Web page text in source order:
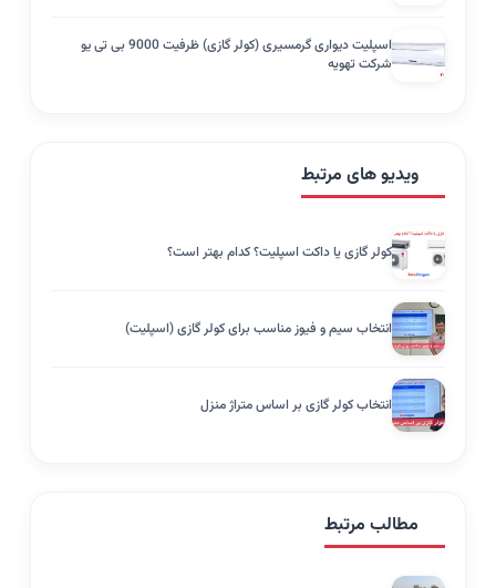
اسپلیت دیواری گرمسیری (کولر گازی) ظرفیت 9000 بی تی یو
شرکت تهویه
ویدیو های مرتبط
کولر گازی یا داکت اسپلیت؟ کدام بهتر است؟
انتخاب سیم و فیوز مناسب برای کولر گازی (اسپلیت)
انتخاب کولر گازی بر اساس متراژ منزل
مطالب مرتبط